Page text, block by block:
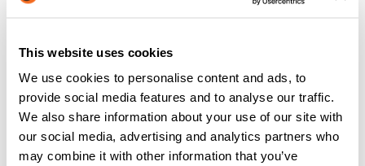
This website uses cookies
We use cookies to personalise content and ads, to
provide social media features and to analyse our traffic.
We also share information about your use of our site with
our social media, advertising and analytics partners who
may combine it with other information that you’ve
CHARIOT CT 401
Chariot CT 401 avec 4 rouleaux pour générateur,
l’équipement de refroidissement et le cylindre